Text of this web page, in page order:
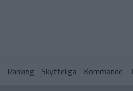
Ranking Skytteliga Kommande